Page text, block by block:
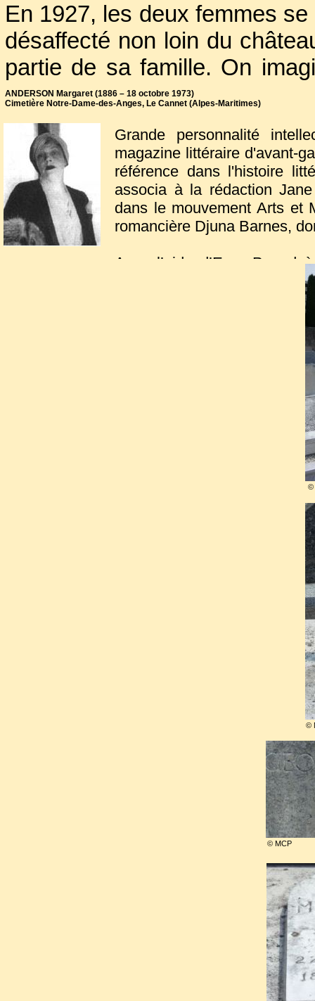
ANDERSON Margaret (1886 – 18 octobre 1973)
Cimetière Notre-Dame-des-Anges, Le Cannet (Alpes-Maritimes)
Grande personnalité
magazine littéraire d'avant-
référence dans l'histoire
associa à la rédaction
dans le mouvement Arts et
romancière Djuna Barnes,
Avec l’aide d’Ezra
jeunes écrivains de langue
William Butler
américano-anglaise
Margaret vint s’installer
écrivit ses derniers romans
auprès de Georgette et de
©
© MCP
©
En 1927, les deux femmes
désaffecté non loin du
partie de sa famille. On
que créa cette liaison
sa parenté. Là, elles
artistique de l'époque.
En 1919, Georgette avait
référence. Elle reprit sa
dont ses
Souvenirs
Maeterlinck, et plusieurs
récits de voyage. Elle
La
En 1934, après une
opération et entama un long
de sa maladie, elle
La famille Leblanc ne
hospitalisation, elle dut
journaliste et écrivain,
Dans le dénuement le plus
qui vint à son secours en
demanda à Maeterlinck de
j’aimerais mieux ne pas
vous dire des choses
Son frère Maurice Leblanc
1000 francs, bien entamée
De 1935 à 1939, avec
l'enseignement de
soufi de la tradition des
de Fontainebleau l’Institut